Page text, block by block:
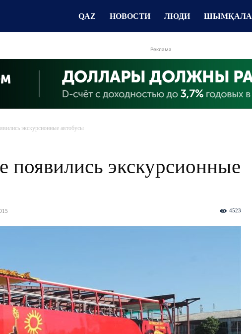
QAZ НОВОСТИ ЛЮДИ ШЫМҚАЛА
Реклама
экскурсионные автобусы
экскурсионные
4523